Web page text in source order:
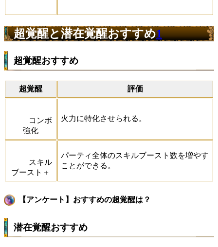
超覚醒と潜在覚醒おすすめ1
超覚醒おすすめ
超覚醒 評価
コンボ
強化
火力に特化させられる。
スキル
ブースト＋
パーティ全体のスキルブースト数を増やす
ことができる。
【アンケート】おすすめの超覚醒は？
潜在覚醒おすすめ